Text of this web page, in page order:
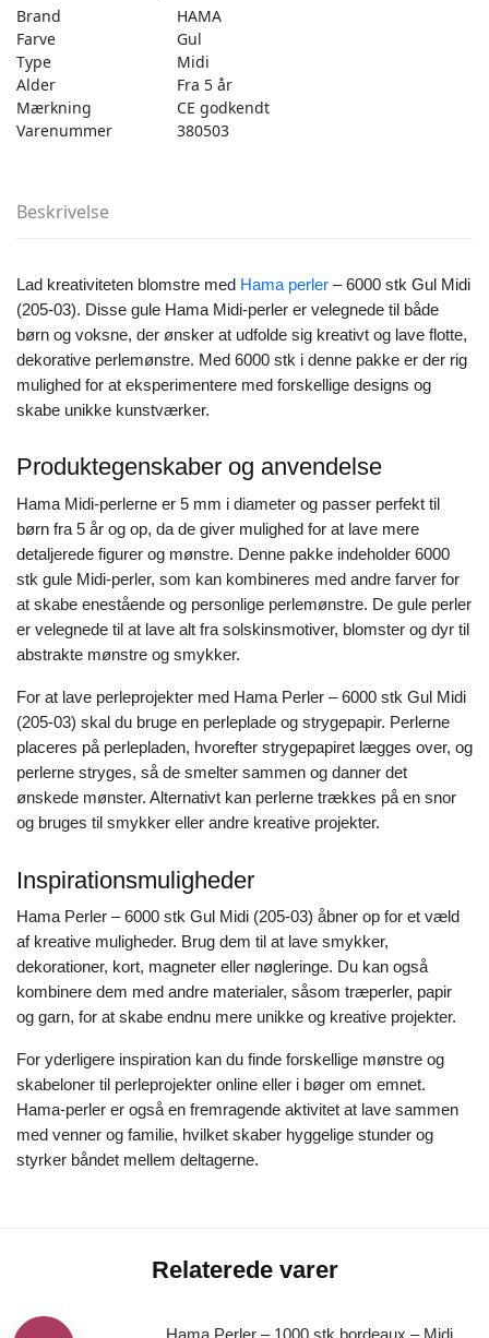
antal
Brand
HAMA
Farve
Gul
Type
Midi
Alder
Fra 5 år
Mærkning
CE godkendt
Varenummer
380503
Beskrivelse
Lad kreativiteten blomstre med Hama perler – 6000 stk Gul Midi
(205-03). Disse gule Hama Midi-perler er velegnede til både
børn og voksne, der ønsker at udfolde sig kreativt og lave flotte,
dekorative perlemønstre. Med 6000 stk i denne pakke er der rig
mulighed for at eksperimentere med forskellige designs og
skabe unikke kunstværker.
Produktegenskaber og anvendelse
Hama Midi-perlerne er 5 mm i diameter og passer perfekt til
børn fra 5 år og op, da de giver mulighed for at lave mere
detaljerede figurer og mønstre. Denne pakke indeholder 6000
stk gule Midi-perler, som kan kombineres med andre farver for
at skabe enestående og personlige perlemønstre. De gule perler
er velegnede til at lave alt fra solskinsmotiver, blomster og dyr til
abstrakte mønstre og smykker.
For at lave perleprojekter med Hama Perler – 6000 stk Gul Midi
(205-03) skal du bruge en perleplade og strygepapir. Perlerne
placeres på perlepladen, hvorefter strygepapiret lægges over, og
perlerne stryges, så de smelter sammen og danner det
ønskede mønster. Alternativt kan perlerne trækkes på en snor
og bruges til smykker eller andre kreative projekter.
Inspirationsmuligheder
Hama Perler – 6000 stk Gul Midi (205-03) åbner op for et væld
af kreative muligheder. Brug dem til at lave smykker,
dekorationer, kort, magneter eller nøgleringe. Du kan også
kombinere dem med andre materialer, såsom træperler, papir
og garn, for at skabe endnu mere unikke og kreative projekter.
For yderligere inspiration kan du finde forskellige mønstre og
skabeloner til perleprojekter online eller i bøger om emnet.
Hama-perler er også en fremragende aktivitet at lave sammen
med venner og familie, hvilket skaber hyggelige stunder og
styrker båndet mellem deltagerne.
Relaterede varer